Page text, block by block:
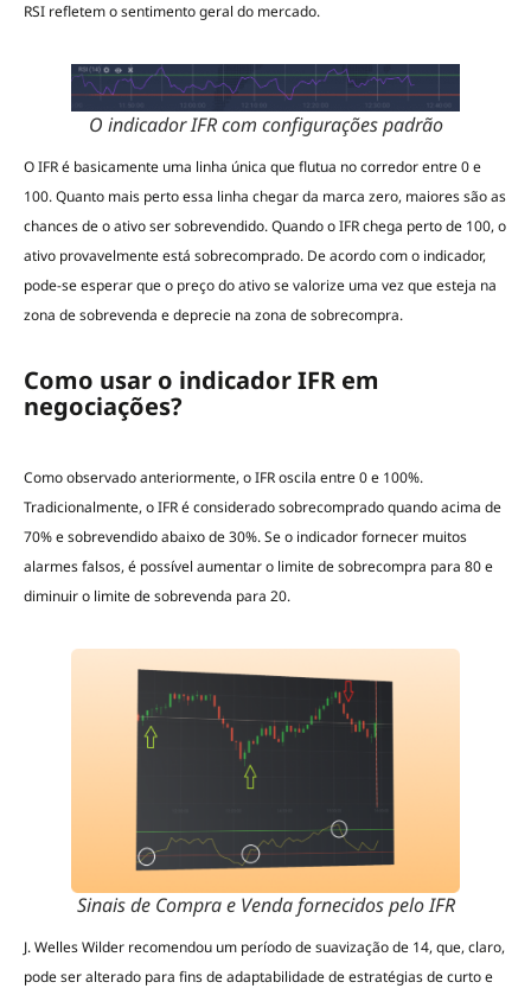
RSI refletem o sentimento geral do mercado.
O indicador IFR com configurações padrão
O IFR é basicamente uma linha única que flutua no corredor entre 0 e
100. Quanto mais perto essa linha chegar da marca zero, maiores são as
chances de o ativo ser sobrevendido. Quando o IFR chega perto de 100, o
ativo provavelmente está sobrecomprado. De acordo com o indicador,
pode-se esperar que o preço do ativo se valorize uma vez que esteja na
zona de sobrevenda e deprecie na zona de sobrecompra.
Como usar o indicador IFR em
negociações?
Como observado anteriormente, o IFR oscila entre 0 e 100%.
Tradicionalmente, o IFR é considerado sobrecomprado quando acima de
70% e sobrevendido abaixo de 30%. Se o indicador fornecer muitos
alarmes falsos, é possível aumentar o limite de sobrecompra para 80 e
diminuir o limite de sobrevenda para 20.
Sinais de Compra e Venda fornecidos pelo IFR
J. Welles Wilder recomendou um período de suavização de 14, que, claro,
pode ser alterado para fins de adaptabilidade de estratégias de curto e